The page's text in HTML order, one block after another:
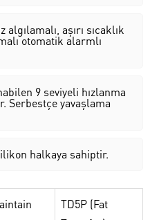
aşırı sıcaklık
otomatik alarmlı
9 seviyeli hızlanma
Serbestçe yavaşlama
halkaya sahiptir.
TD5P (Fat